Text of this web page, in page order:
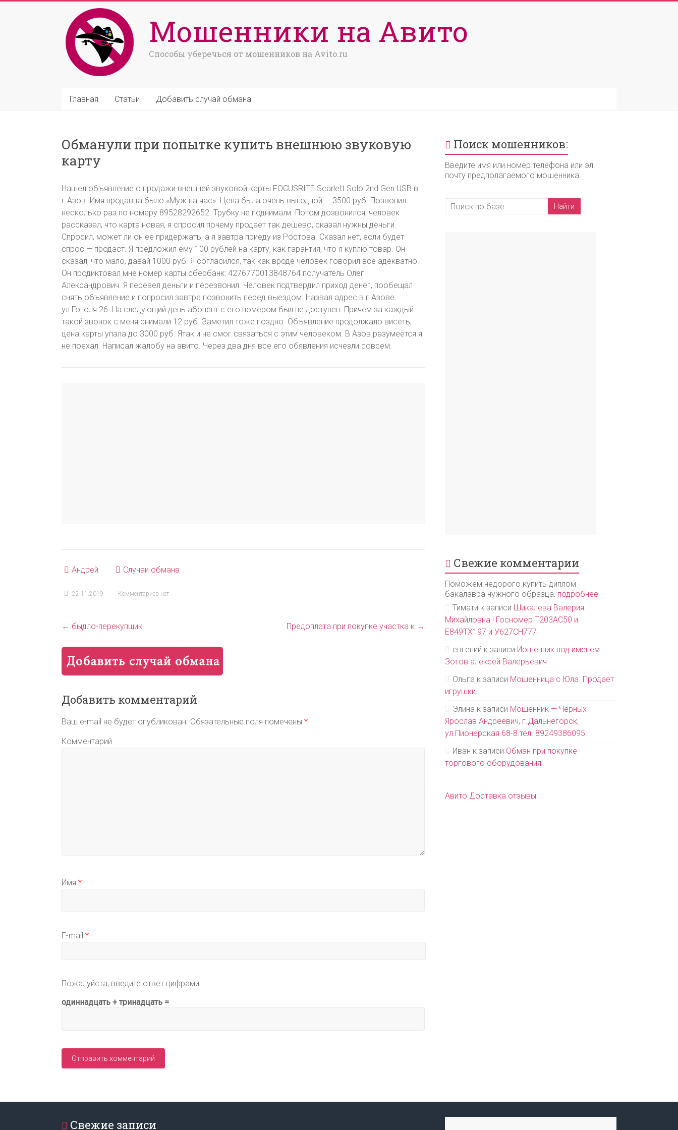
Мошенники на Авито
Способы уберечься от мошенников на Avito.ru
Главная Статьи Добавить случай обмана
Обманули при попытке купить внешнюю звуковую
карту
Нашел объявление о продажи внешней звуковой карты FOCUSRITE Scarlett Solo 2nd Gen USB в
г.Азов. Имя продавца было «Муж на час». Цена была очень выгодной — 3500 руб. Позвонил
несколько раз по номеру 89528292652. Трубку не поднимали. Потом дозвонился, человек
рассказал, что карта новая, я спросил почему продает так дешево, сказал нужны деньги.
Спросил, может ли он ее придержать, а я завтра приеду из Ростова. Сказал нет, если будет
спрос — продаст. Я предложил ему 100 рублей на карту, как гарантия, что я куплю товар. Он
сказал, что мало, давай 1000 руб. Я согласился, так как вроде человек говорил все адекватно.
Он продиктовал мне номер карты сбербанк: 4276770013848764 получатель Олег
Александрович. Я перевел деньги и перезвонил. Человек подтвердил приход денег, пообещал
снять объявление и попросил завтра позвонить перед выездом. Назвал адрес в г.Азове:
ул.Гоголя 26. На следующий день абонент с его номером был не доступен. Причем за каждый
такой звонок с меня снимали 12 руб. Заметил тоже поздно. Объявление продолжало висеть,
цена карты упала до 3000 руб. Ятак и не смог связаться с этим человеком. В Азов разумеется я
не поехал. Написал жалобу на авито. Через два дня все его обявления исчезли совсем.
Андрей Случаи обмана
22.11.2019 Комментариев нет
← быдло-перекупщик Предоплата при покупке участка к →
Добавить комментарий
Ваш e-mail не будет опубликован. Обязательные поля помечены *
Комментарий
Имя *
E-mail *
Пожалуйста, введите ответ цифрами:
одиннадцать + тринадцать =
Поиск мошенников:
Введите имя или номер телефона или эл.
почту предполагаемого мошенника:
Свежие комментарии
Поможем недорого купить диплом
бакалавра нужного образца, подробнее
Тимати к записи Шикалева Валерия
Михайловна ! Госномер Т203АС50 и
Е849ТХ197 и У627СН777
евгений к записи Иошенник под именем
Зотов алексей Валерьевич
Ольга к записи Мошенница с Юла. Продает
игрушки.
Элина к записи Мошенник — Черных
Ярослав Андреевич, г.Дальнегорск,
ул.Пионерская 68-8.тел. 89249386095
Иван к записи Обман при покупке
торгового оборудования
Авито Доставка отзывы
Свежие записи